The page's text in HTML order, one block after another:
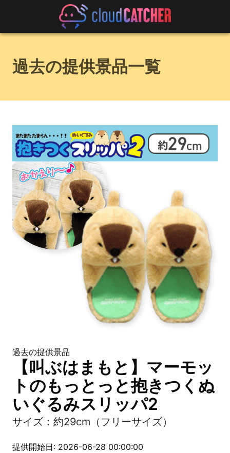
過去の提供景品一覧
過去の提供景品
【叫ぶはまもと】マーモッ
トのもっとっと抱きつくぬ
いぐるみスリッパ2
サイズ：約29cm（フリーサイズ）
提供開始日: 2026-06-28 00:00:00